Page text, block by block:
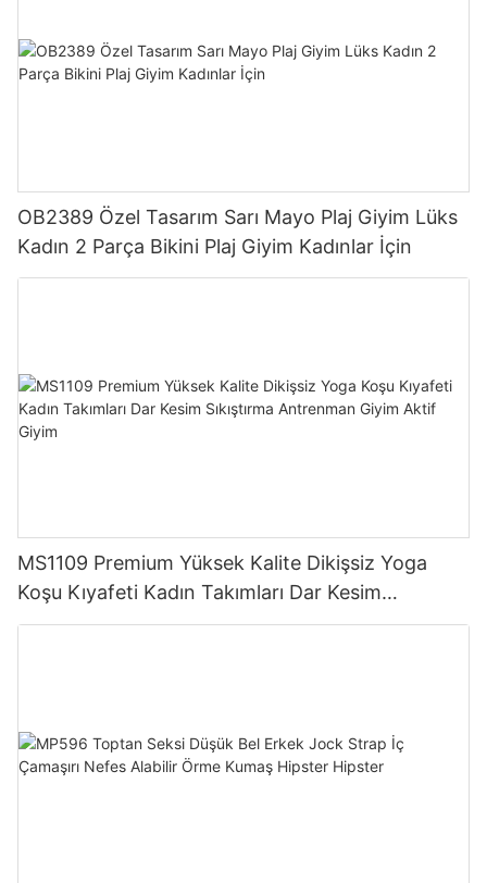
OB2389 Özel Tasarım Sarı Mayo Plaj Giyim Lüks
Kadın 2 Parça Bikini Plaj Giyim Kadınlar İçin
MS1109 Premium Yüksek Kalite Dikişsiz Yoga
Koşu Kıyafeti Kadın Takımları Dar Kesim
Sıkıştırma Antrenman Giyim Aktif Giyim